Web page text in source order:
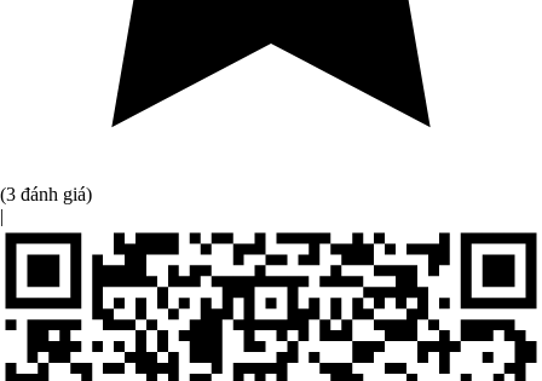
(3 đánh giá)
|